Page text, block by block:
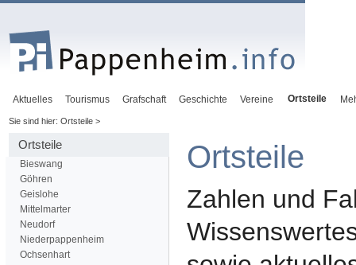
Aktuelles Tourismus Grafschaft Geschichte Vereine Ortsteile
Sie sind hier: Ortsteile >
Ortsteile
Bieswang
Göhren
Geislohe
Mittelmarter
Neudorf
Niederpappenheim
Ochsenhart
Ortsteile
Zahlen und